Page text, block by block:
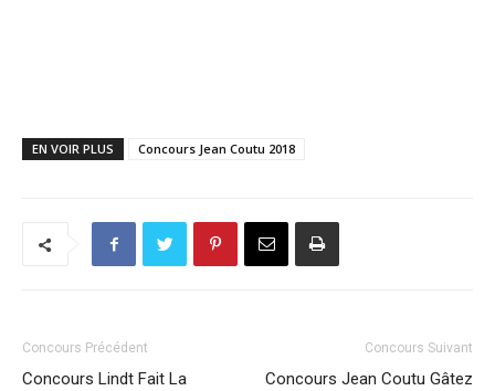
EN VOIR PLUS Concours Jean Coutu 2018
Concours Précédent
Concours Lindt Fait La
Concours Suivant
Concours Jean Coutu Gâtez